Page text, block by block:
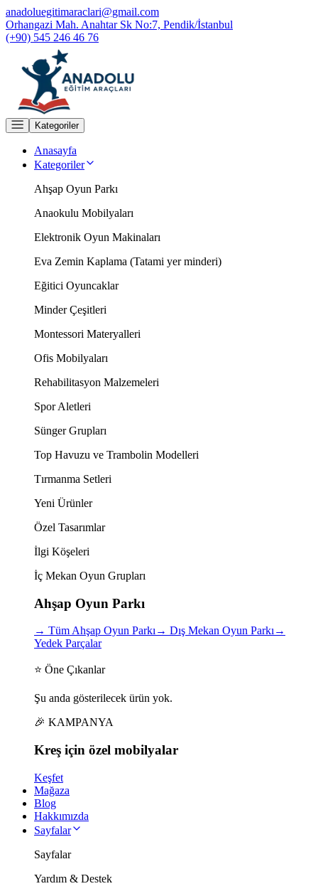
anadoluegitimaraclari@gmail.com
Orhangazi Mah. Anahtar Sk No:7, Pendik/İstanbul
(+90) 545 246 46 76
Kategoriler
Anasayfa
Kategoriler
Ahşap Oyun Parkı
Anaokulu Mobilyaları
Elektronik Oyun Makinaları
Eva Zemin Kaplama (Tatami yer minderi)
Eğitici Oyuncaklar
Minder Çeşitleri
Montessori Materyalleri
Ofis Mobilyaları
Rehabilitasyon Malzemeleri
Spor Aletleri
Sünger Grupları
Top Havuzu ve Trambolin Modelleri
Tırmanma Setleri
Yeni Ürünler
Özel Tasarımlar
İlgi Köşeleri
İç Mekan Oyun Grupları
Ahşap Oyun Parkı
→ Tüm Ahşap Oyun Parkı→ Dış Mekan Oyun Parkı→
Yedek Parçalar
⭐ Öne Çıkanlar
Şu anda gösterilecek ürün yok.
🎉 KAMPANYA
Kreş için özel mobilyalar
Keşfet
Mağaza
Blog
Hakkımızda
Sayfalar
Sayfalar
Yardım & Destek